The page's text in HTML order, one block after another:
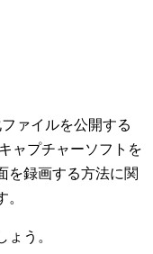
ァイルを公開する
ャプチャーソフトを
を録画する方法に関
う。